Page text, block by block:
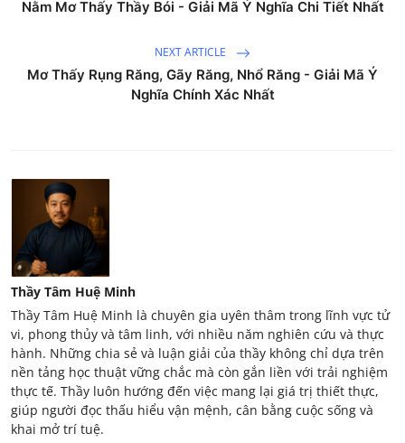
Nằm Mơ Thấy Thầy Bói - Giải Mã Ý Nghĩa Chi Tiết Nhất
NEXT ARTICLE
Mơ Thấy Rụng Răng, Gãy Răng, Nhổ Răng - Giải Mã Ý
Nghĩa Chính Xác Nhất
Thầy Tâm Huệ Minh
Thầy Tâm Huệ Minh là chuyên gia uyên thâm trong lĩnh vực tử
vi, phong thủy và tâm linh, với nhiều năm nghiên cứu và thực
hành. Những chia sẻ và luận giải của thầy không chỉ dựa trên
nền tảng học thuật vững chắc mà còn gắn liền với trải nghiệm
thực tế. Thầy luôn hướng đến việc mang lại giá trị thiết thực,
giúp người đọc thấu hiểu vận mệnh, cân bằng cuộc sống và
khai mở trí tuệ.